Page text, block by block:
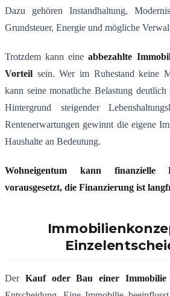
Dazu gehören Instandhaltung,
Grundsteuer, Energie und mögliche
Trotzdem kann eineabbezahlte
Vorteil sein. Wer im Ruhestand keine
kann seine monatliche Belastung
Hintergrund steigender
Rentenerwartungen gewinnt die eigene
Haushalte an Bedeutung.
Wohneigentum kann
vorausgesetzt, die Finanzierung ist
Der Kauf oder Bau einer Immobilie